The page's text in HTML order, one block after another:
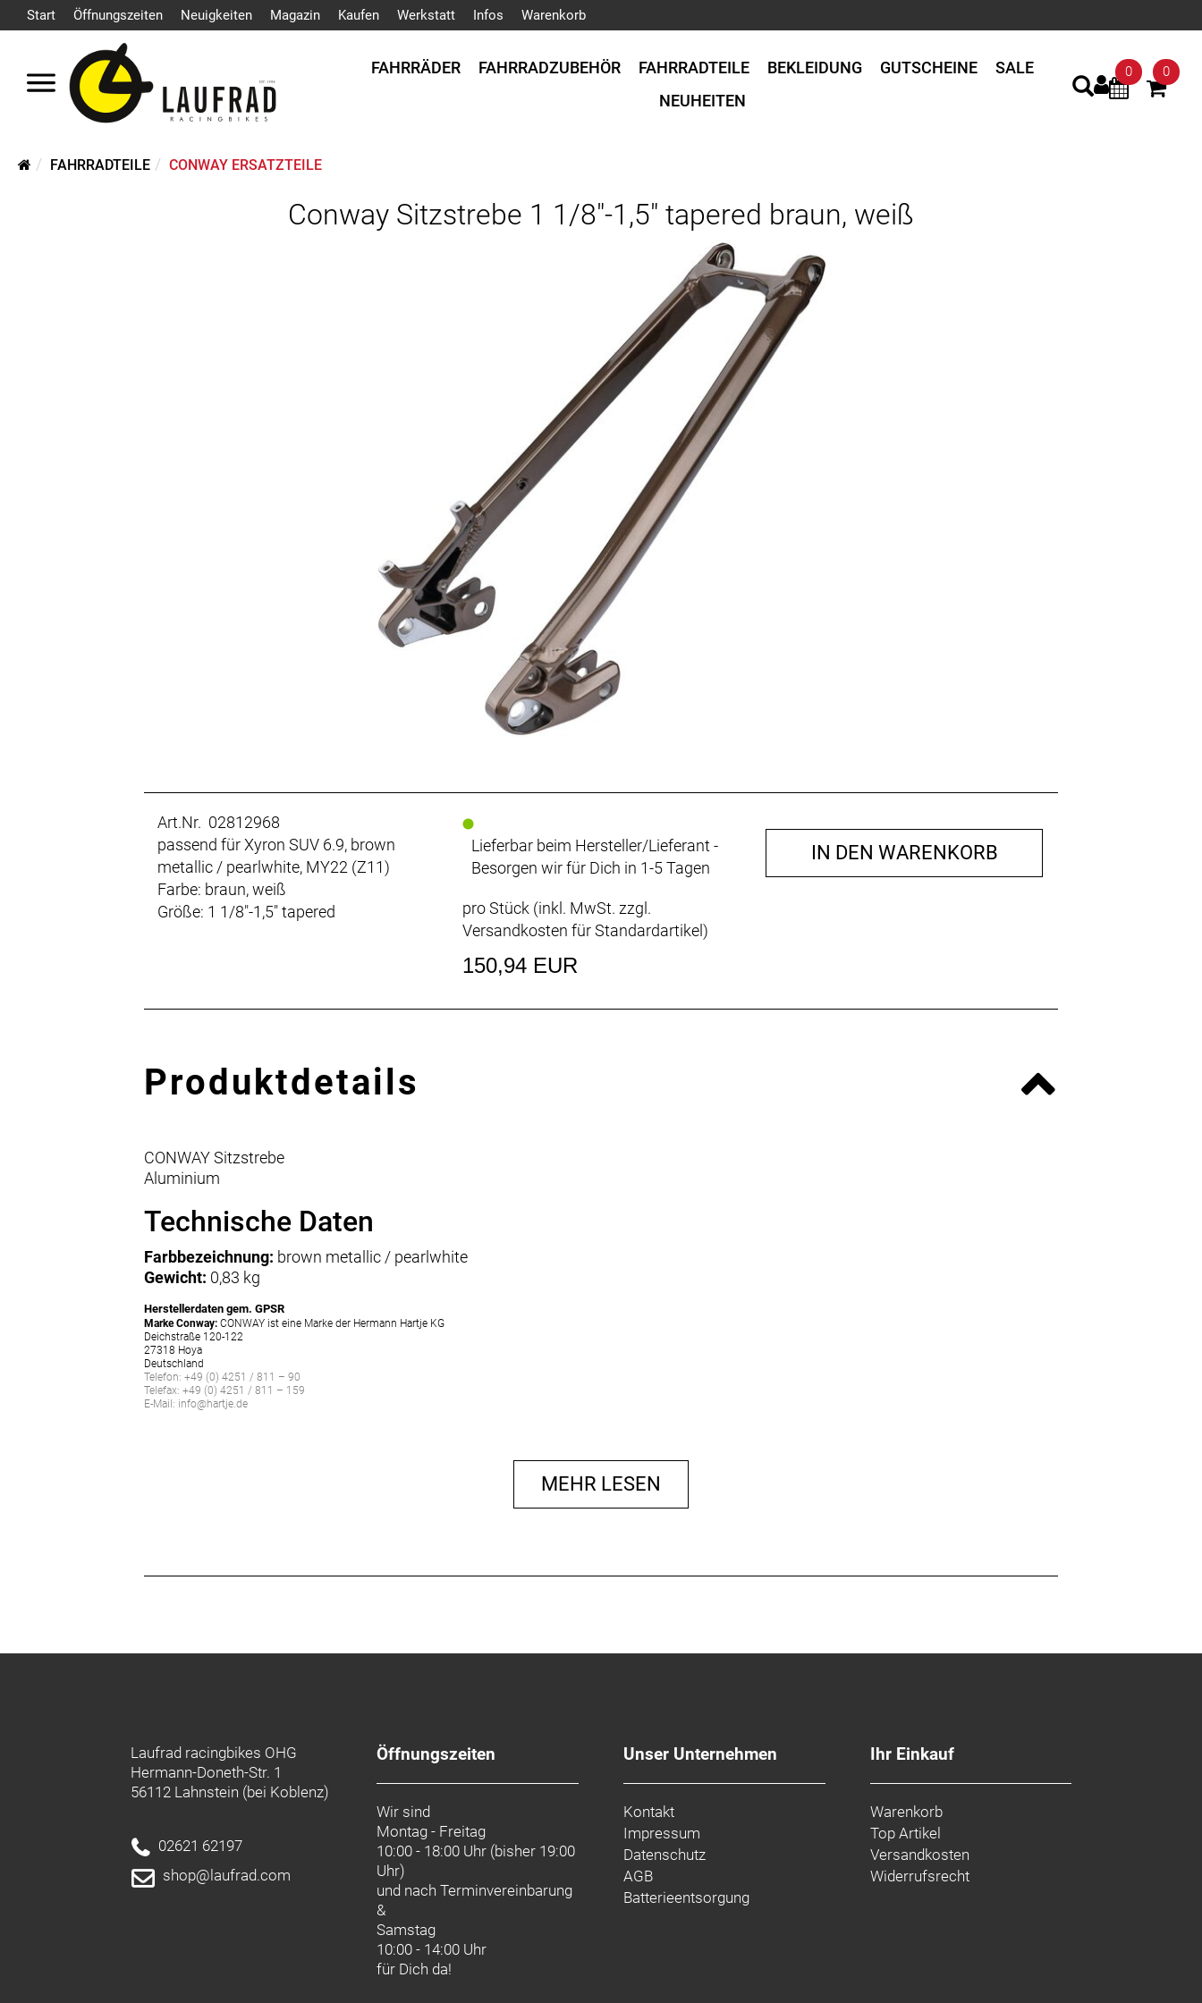
Start Öffnungszeiten Neuigkeiten Magazin Kaufen Werkstatt Infos Warenkorb
FAHRRÄDER FAHRRADZUBEHÖR FAHRRADTEILE BEKLEIDUNG GUTSCHEINE
SALE
NEUHEITEN
0 0
FAHRRADTEILE CONWAY ERSATZTEILE
Conway Sitzstrebe 1 1/8"-1,5" tapered braun, weiß
Art.Nr. 02812968
passend für Xyron SUV 6.9, brown
metallic / pearlwhite, MY22 (Z11)
Farbe: braun, weiß
Größe: 1 1/8"-1,5" tapered
Lieferbar beim Hersteller/Lieferant -
Besorgen wir für Dich in 1-5 Tagen
pro Stück (inkl. MwSt. zzgl.
Versandkosten für Standardartikel)
150,94 EUR
IN DEN WARENKORB
Produktdetails
CONWAY Sitzstrebe
Aluminium
Technische Daten
Farbbezeichnung: brown metallic / pearlwhite
Gewicht: 0,83 kg
Herstellerdaten gem. GPSR
Marke Conway: CONWAY ist eine Marke der Hermann Hartje KG
Deichstraße 120-122
27318 Hoya
Deutschland
Telefon: +49 (0) 4251 / 811 – 90
Telefax: +49 (0) 4251 / 811 – 159
E-Mail: info@hartje.de
MEHR LESEN
Laufrad racingbikes OHG
Hermann-Doneth-Str. 1
56112 Lahnstein (bei Koblenz)
02621 62197
shop@laufrad.com
Öffnungszeiten
Wir sind
Montag - Freitag
10:00 - 18:00 Uhr (bisher 19:00
Uhr)
und nachTerminvereinbarung
&
Samstag
10:00 - 14:00 Uhr
für Dich da!
Unser Unternehmen
Kontakt
Impressum
Datenschutz
AGB
Batterieentsorgung
Ihr Einkauf
Warenkorb
Top Artikel
Versandkosten
Widerrufsrecht